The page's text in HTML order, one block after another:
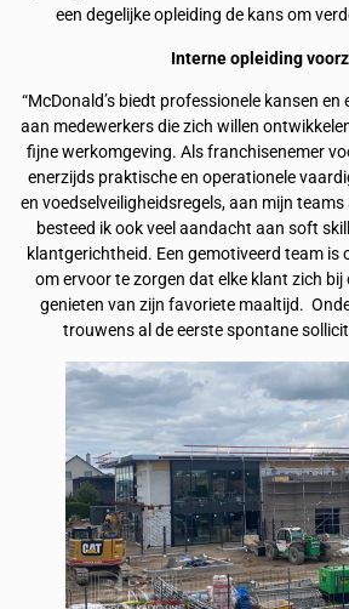
een degelijke opleiding de kans om
Interne opleiding
“McDonald’s biedt professionele kansen en
aan medewerkers die zich willen
fijne werkomgeving. Als franchisenemer
enerzijds praktische en operationele
en voedselveiligheidsregels, aan mijn
besteed ik ook veel aandacht aan soft
klantgerichtheid. Een gemotiveerd team is
om ervoor te zorgen dat elke klant zich bij
genieten van zijn favoriete maaltijd.
trouwens al de eerste spontane